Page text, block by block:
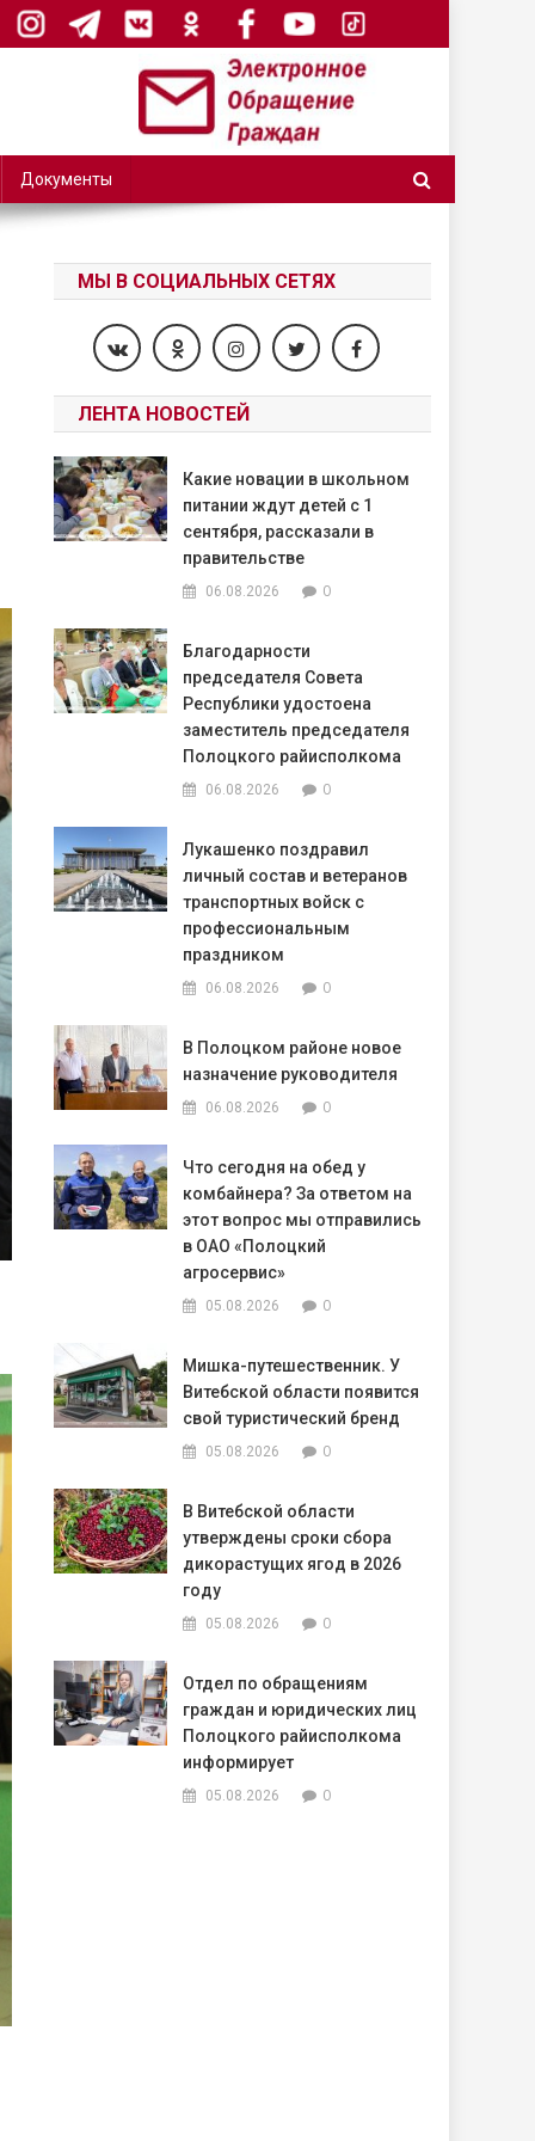
Документы
МЫ В СОЦИАЛЬНЫХ СЕТЯХ
ЛЕНТА НОВОСТЕЙ
Какие новации в школьном
питании ждут детей с 1
сентября, рассказали в
правительстве
06.08.2026 0
Благодарности
председателя Совета
Республики удостоена
заместитель председателя
Полоцкого райисполкома
06.08.2026 0
Лукашенко поздравил
личный состав и ветеранов
транспортных войск с
профессиональным
праздником
06.08.2026 0
В Полоцком районе новое
назначение руководителя
06.08.2026 0
Что сегодня на обед у
комбайнера? За ответом на
этот вопрос мы отправились
в ОАО «Полоцкий
агросервис»
05.08.2026 0
Мишка-путешественник. У
Витебской области появится
свой туристический бренд
05.08.2026 0
В Витебской области
утверждены сроки сбора
дикорастущих ягод в 2026
году
05.08.2026 0
Отдел по обращениям
граждан и юридических лиц
Полоцкого райисполкома
информирует
05.08.2026 0